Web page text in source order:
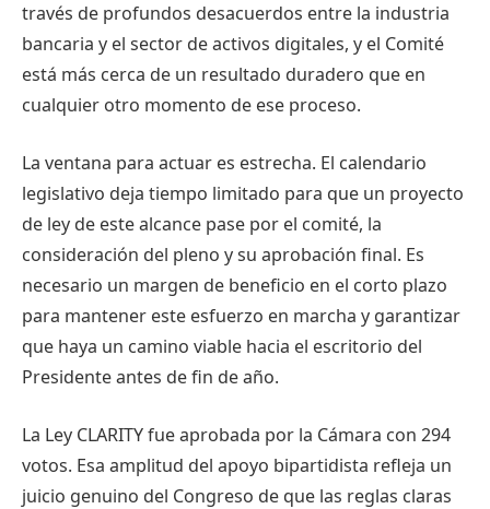
través de profundos desacuerdos entre la industria
bancaria y el sector de activos digitales, y el Comité
está más cerca de un resultado duradero que en
cualquier otro momento de ese proceso.
La ventana para actuar es estrecha. El calendario
legislativo deja tiempo limitado para que un proyecto
de ley de este alcance pase por el comité, la
consideración del pleno y su aprobación final. Es
necesario un margen de beneficio en el corto plazo
para mantener este esfuerzo en marcha y garantizar
que haya un camino viable hacia el escritorio del
Presidente antes de fin de año.
La Ley CLARITY fue aprobada por la Cámara con 294
votos. Esa amplitud del apoyo bipartidista refleja un
juicio genuino del Congreso de que las reglas claras